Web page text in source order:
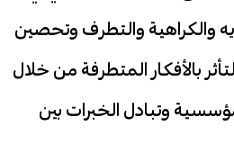
والكراهية والتطرف وتحصين
بالأفكار المتطرفة من خلال
وتبادل الخبرات بين